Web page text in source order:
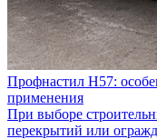
Профнастил Н57:
применения
При выборе
перекрытий или